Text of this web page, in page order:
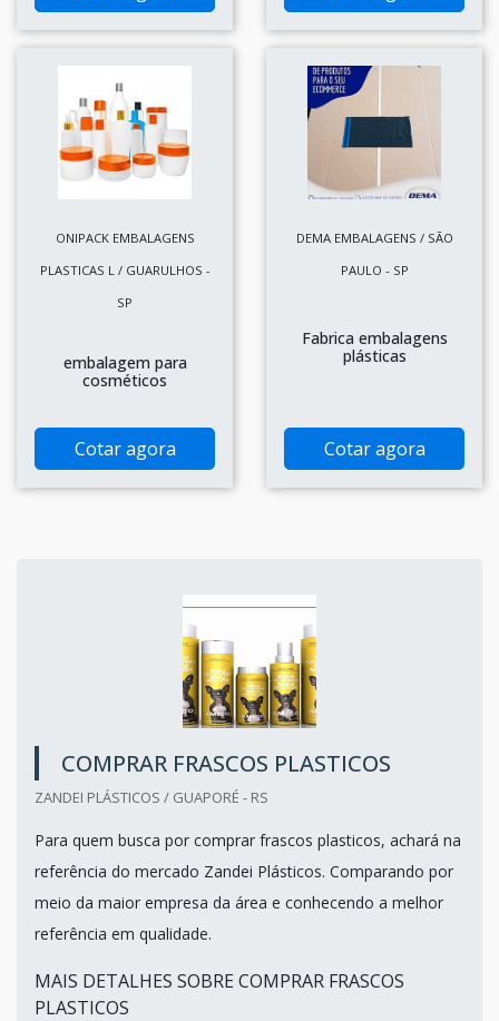
ONIPACK EMBALAGENS
PLASTICAS L / GUARULHOS -
SP
embalagem para
cosméticos
Cotar agora
DEMA EMBALAGENS / SÃO
PAULO - SP
Fabrica embalagens
plásticas
Cotar agora
COMPRAR FRASCOS PLASTICOS
ZANDEI PLÁSTICOS / GUAPORÉ - RS
Para quem busca por comprar frascos plasticos, achará na
referência do mercado Zandei Plásticos. Comparando por
meio da maior empresa da área e conhecendo a melhor
referência em qualidade.
MAIS DETALHES SOBRE COMPRAR FRASCOS
PLASTICOS